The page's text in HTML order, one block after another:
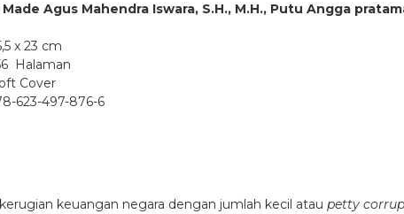
Made Agus Mahendra Iswara, S.H., M.H., Putu Angga
23 cm
Cover
623-497-876-6
keuangan negara dengan jumlah kecil atau petty